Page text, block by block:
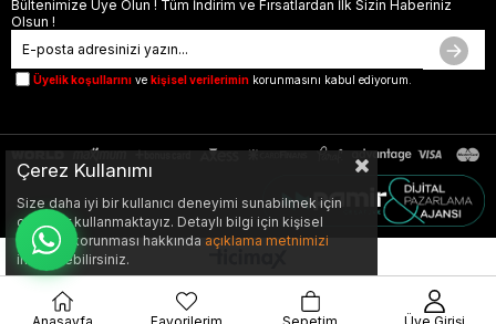
Bültenimize Üye Olun ! Tüm İndirim ve Fırsatlardan İlk Sizin Haberiniz
Olsun !
Üyelik koşullarını ve kişisel verilerimin korunmasını kabul ediyorum.
Çerez Kullanımı
Size daha iyi bir kullanıcı deneyimi sunabilmek için
çerezler kullanmaktayız. Detaylı bilgi için kişisel
verilerin korunması hakkında açıklama metnimizi
inceleyebilirsiniz.